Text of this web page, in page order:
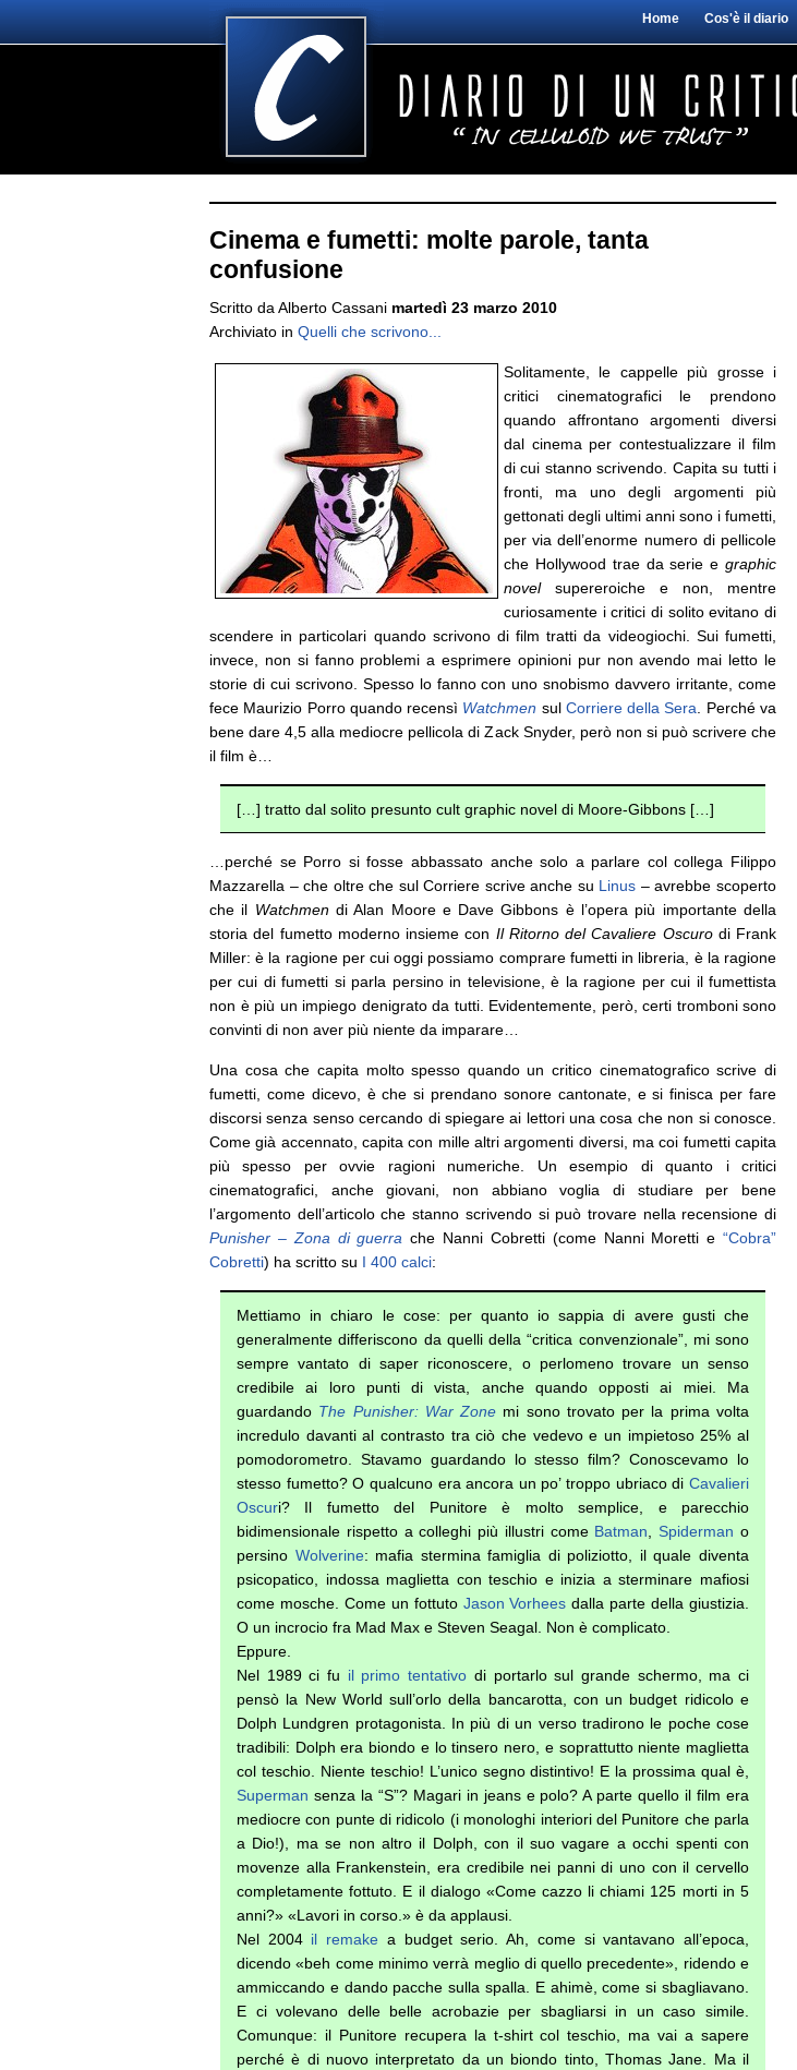
Home Cos'è il diario
Cinema e fumetti: molte parole, tanta
confusione
Scritto da Alberto Cassani martedì 23 marzo 2010
Archiviato in Quelli che scrivono...
Solitamente, le cappelle più grosse i
critici cinematografici le prendono
quando affrontano argomenti diversi
dal cinema per contestualizzare il film
di cui stanno scrivendo. Capita su tutti i
fronti, ma uno degli argomenti più
gettonati degli ultimi anni sono i fumetti,
per via dell’enorme numero di pellicole
che Hollywood trae da serie e graphic
novelsupereroiche e non, mentre
curiosamente i critici di solito evitano di
scendere in particolari quando scrivono di film tratti da videogiochi. Sui fumetti,
invece, non si fanno problemi a esprimere opinioni pur non avendo mai letto le
storie di cui scrivono. Spesso lo fanno con uno snobismo davvero irritante, come
fece Maurizio Porro quando recensì Watchmen sul Corriere della Sera . Perché va
bene dare 4,5 alla mediocre pellicola di Zack Snyder, però non si può scrivere che
il film è…
[…] tratto dal solito presunto cult graphic novel di Moore-Gibbons […]
…perché se Porro si fosse abbassato anche solo a parlare col collega Filippo
Mazzarella – che oltre che sul Corriere scrive anche su Linus – avrebbe scoperto
che il Watchmendi Alan Moore e Dave Gibbons è l’opera più importante della
storia del fumetto moderno insieme con Il Ritorno del Cavaliere Oscurodi Frank
Miller: è la ragione per cui oggi possiamo comprare fumetti in libreria, è la ragione
per cui di fumetti si parla persino in televisione, è la ragione per cui il fumettista
non è più un impiego denigrato da tutti. Evidentemente, però, certi tromboni sono
convinti di non aver più niente da imparare…
Una cosa che capita molto spesso quando un critico cinematografico scrive di
fumetti, come dicevo, è che si prendano sonore cantonate, e si finisca per fare
discorsi senza senso cercando di spiegare ai lettori una cosa che non si conosce.
Come già accennato, capita con mille altri argomenti diversi, ma coi fumetti capita
più spesso per ovvie ragioni numeriche. Un esempio di quanto i critici
cinematografici, anche giovani, non abbiano voglia di studiare per bene
l’argomento dell’articolo che stanno scrivendo si può trovare nella recensione di
Punisher – Zona di guerra che Nanni Cobretti (come Nanni Moretti e“Cobra”
Cobretti) ha scritto su I 400 calci:
Mettiamo in chiaro le cose: per quanto io sappia di avere gusti che
generalmente differiscono da quelli della “critica convenzionale”, mi sono
sempre vantato di saper riconoscere, o perlomeno trovare un senso
credibile ai loro punti di vista, anche quando opposti ai miei. Ma
guardando The Punisher: War Zone mi sono trovato per la prima volta
incredulo davanti al contrasto tra ciò che vedevo e un impietoso 25% al
pomodorometro. Stavamo guardando lo stesso film? Conoscevamo lo
stesso fumetto? O qualcuno era ancora un po’ troppo ubriaco di Cavalieri
Oscuri? Il fumetto del Punitore è molto semplice, e parecchio
bidimensionale rispetto a colleghi più illustri come Batman Spiderman o
persino Wolverine: mafia stermina famiglia di poliziotto, il quale diventa
psicopatico, indossa maglietta con teschio e inizia a sterminare mafiosi
come mosche. Come un fottuto Jason Vorhees dalla parte della giustizia.
O un incrocio fra Mad Max e Steven Seagal. Non è complicato.
Eppure.
Nel 1989 ci fu il primo tentativo di portarlo sul grande schermo, ma ci
pensò la New World sull’orlo della bancarotta, con un budget ridicolo e
Dolph Lundgren protagonista. In più di un verso tradirono le poche cose
tradibili: Dolph era biondo e lo tinsero nero, e soprattutto niente maglietta
col teschio. Niente teschio! L’unico segno distintivo! E la prossima qual è,
Superman senza la “S”? Magari in jeans e polo? A parte quello il film era
mediocre con punte di ridicolo (i monologhi interiori del Punitore che parla
a Dio!), ma se non altro il Dolph, con il suo vagare a occhi spenti con
movenze alla Frankenstein, era credibile nei panni di uno con il cervello
completamente fottuto. E il dialogo «Come cazzo li chiami 125 morti in 5
anni?» «Lavori in corso.» è da applausi.
Nel 2004 il remake a budget serio. Ah, come si vantavano all’epoca,
dicendo «beh come minimo verrà meglio di quello precedente», ridendo e
ammiccando e dando pacche sulla spalla. E ahimè, come si sbagliavano.
E ci volevano delle belle acrobazie per sbagliarsi in un caso simile.
Comunque: il Punitore recupera la t-shirt col teschio, ma vai a sapere
perché è di nuovo interpretato da un biondo tinto, Thomas Jane. Ma il